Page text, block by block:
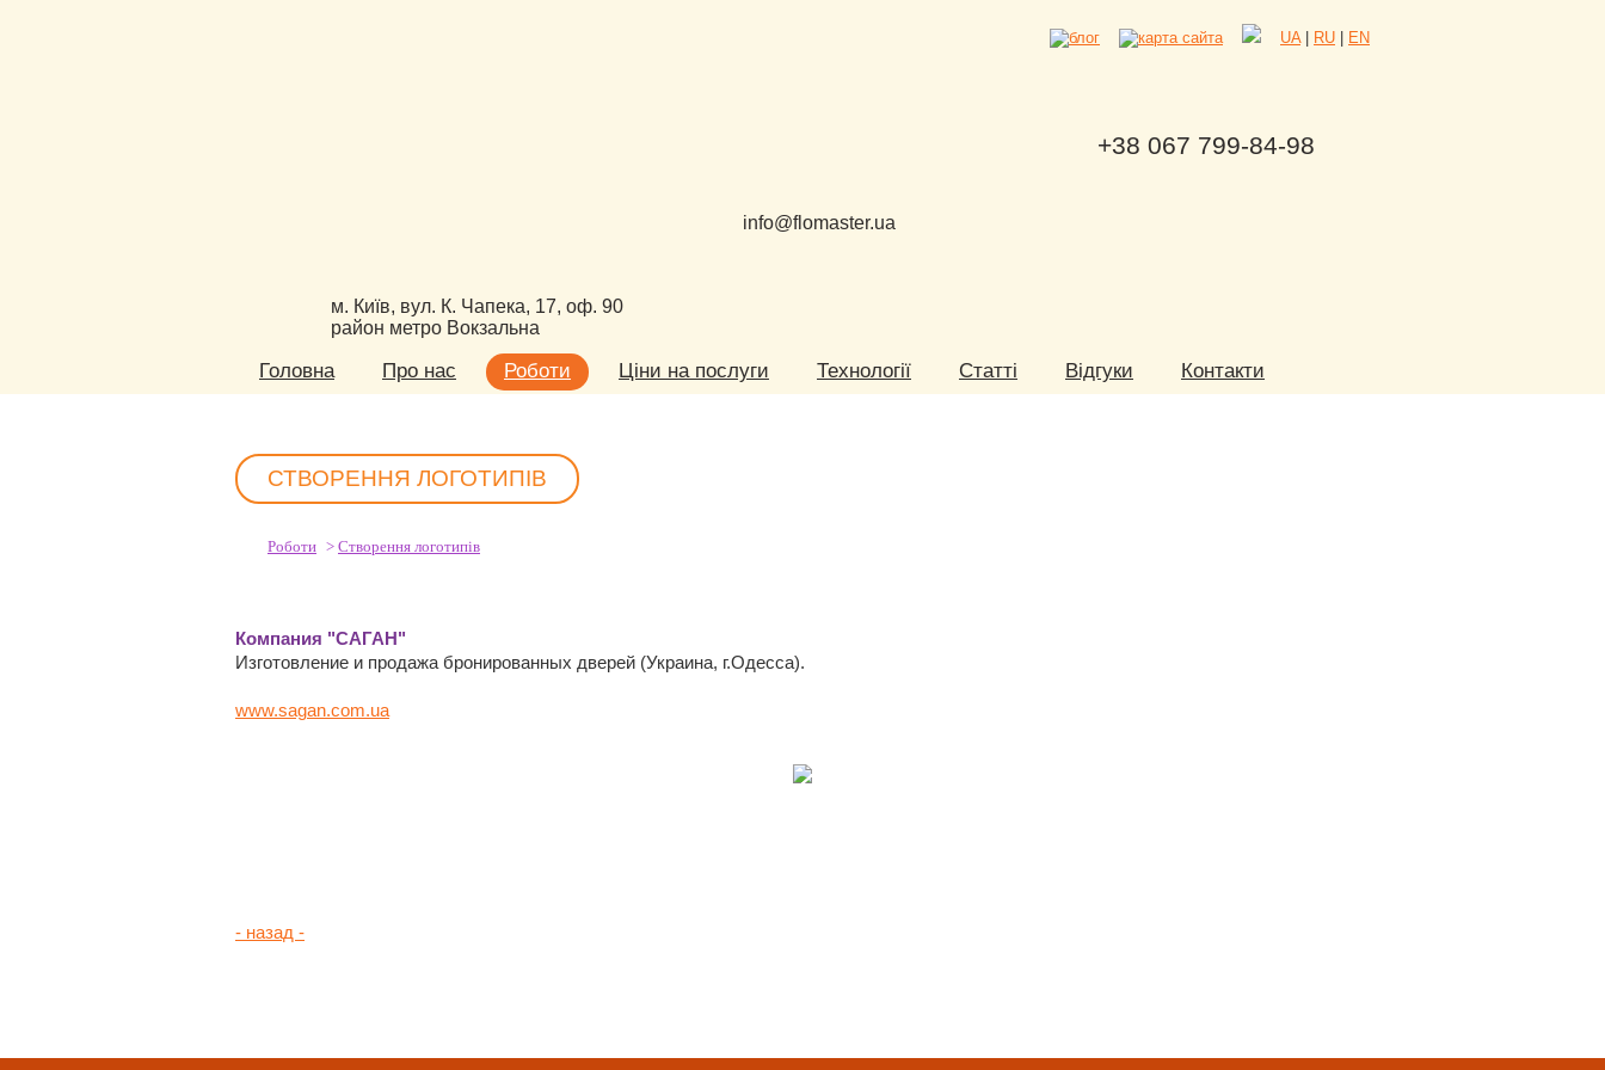
UA| RU EN
+38 067 799-84-98
м. Київ, вул. К. Чапека, 17, оф. 90
район метро Вокзальна
info@flomaster.ua
Головна Про нас Роботи Ціни на послуги Технології Статті Відгуки Контакти
СТВОРЕННЯ ЛОГОТИПІВ
Роботи > Створення логотипів
Компания "САГАН"
Изготовление и продажа бронированных дверей (Украина, г.Одесса).
www.sagan.com.ua
- назад -